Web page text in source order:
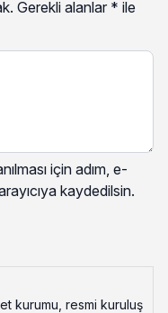
Gerekli alanlar * ile
için adım, e-
kaydedilsin.
kurumu, resmi kuruluş